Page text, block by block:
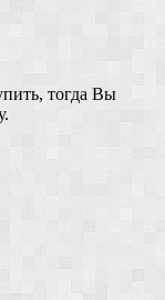
тогда Вы